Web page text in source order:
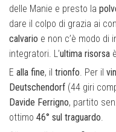
delle Manie e presto la
dare il colpo di grazia ai
calvario e non c’è modo di
integratori. L’ultima risorsa
E alla fine, il trionfo. Per il
Deutschendorf (44 giri
Davide Ferrigno, partito
ottimo 46° sul traguardo.